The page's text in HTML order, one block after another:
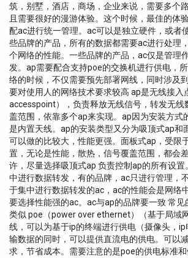
筑，别墅，酒店，商场，企业来说，需要多个
且需要很好的漫游体验。这个时候，最佳的体
配ac进行统一管理。ac可以是独立硬件，或者
些品牌的产品，所有的数据都需要ac进行处理
个网络的性能。一些品牌的产品，ac仅是管理
发。ap需要配合支持poe的交换机进行供电，
络的时候，不仅需要预先部署网线，同时涉及
要对使用人的网络技术要求较高 ap是无线接入
accesspoint），负责释放无线信号，转发无线
盖范围，依靠多个ap来实现。ap因为安装方式
是内置天线。ap的安装类型又分为吸顶式ap和
可以做的比较大，性能更强。面板式ap，受限
置，无论是性能，散热，信号覆盖范围，都会
许，尽量选择吸顶式ap 负责控制ap的所有设
中进行数据转发，有的品牌，ac只进行管理，
于集中进行数据转发的ac，ac的性能会是网络
要选择性能强的ac。ac与ap的品牌要一致 常见
类似 poe（power over ethernet）（基于局域
线，可以为基于ip的终端进行供电（摄像头，
输数据的同时，可以提供直流电的供电。可以
求，节省成本。需要注意的是poe的供电标准